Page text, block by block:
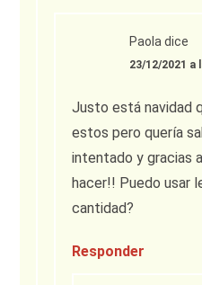
Paola dice
23/12/2021 a
Justo está navidad
estos pero quería
intentado y gracias
hacer!! Puedo usar
cantidad?
Responder